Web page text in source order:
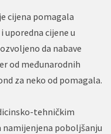
cijena pomagala
uporedna cijene u
da nabave
od međunarodnih
za neko od pomagala.
tehničkim
namijenjena poboljšanju